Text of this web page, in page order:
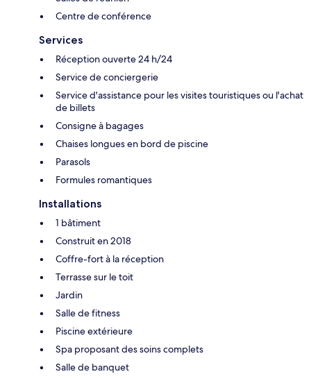
Centre de conférence
Services
Réception ouverte 24 h/24
Service de conciergerie
Service d'assistance pour les visites touristiques ou l'achat
de billets
Consigne à bagages
Chaises longues en bord de piscine
Parasols
Formules romantiques
Installations
1 bâtiment
Construit en 2018
Coffre-fort à la réception
Terrasse sur le toit
Jardin
Salle de fitness
Piscine extérieure
Spa proposant des soins complets
Salle de banquet